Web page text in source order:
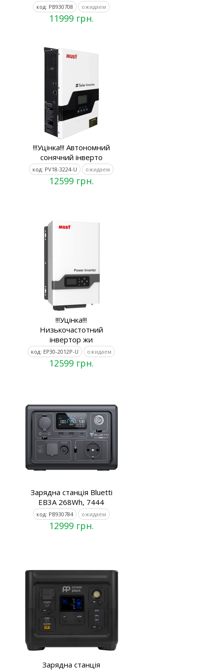
код: PB930708 ожидаем
11999 грн.
!!!Уцінка!!! Автономний
сонячний інверто
код: PV18-3224-U ожидаем
12599 грн.
!!!Уцінка!!!
Низькочастотний
інвертор жи
код: EP30-2012P-U ожидаем
12599 грн.
Зарядна станція Bluetti
EB3A 268Wh, 7444
код: PB930784 ожидаем
12999 грн.
Зарядна станція